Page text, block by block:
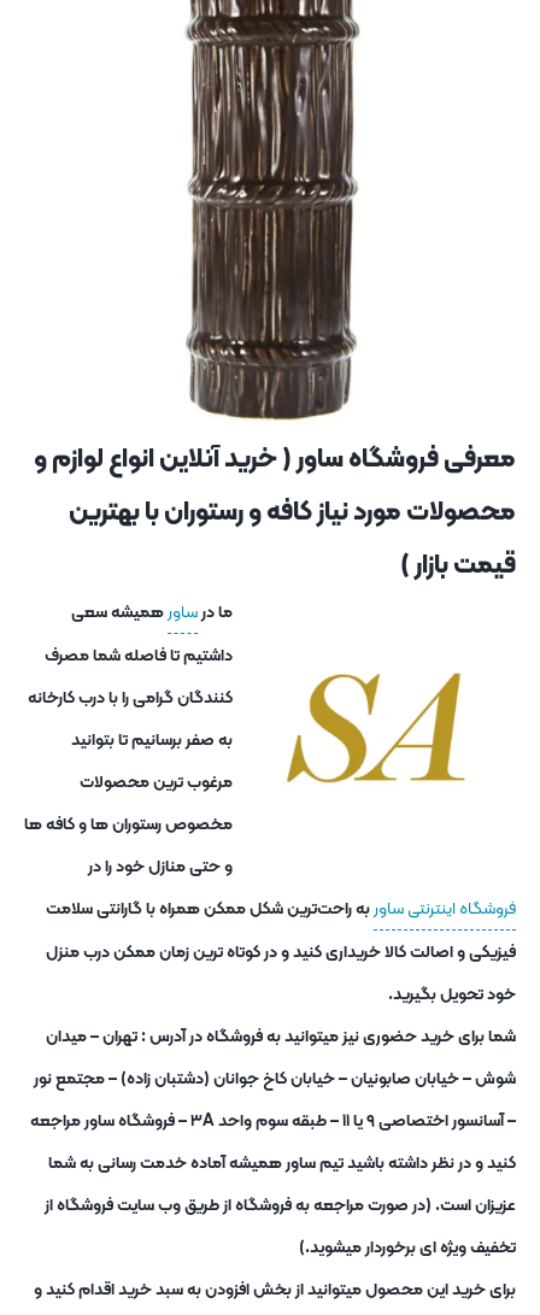
معرفی فروشگاه ساور ( خرید آنلاین انواع لوازم و
محصولات مورد نیاز کافه و رستوران با بهترین
قیمت بازار )
ما درساورهمیشه سعی
داشتیم تا فاصله شما مصرف
کنندگان گرامی را با درب کارخانه
به صفر برسانیم تا بتوانید
مرغوب ترین محصولات
مخصوص رستوران ها و کافه ها
و حتی منازل خود را در
فروشگاه اینترنتی ساوربه راحت‌ترین شکل ممکن همراه با گارانتی سلامت
فیزیکی و اصالت کالا خریداری کنید و در کوتاه ترین زمان ممکن درب منزل
خود تحویل بگیرید.
شما برای خرید حضوری نیز میتوانید به فروشگاه در آدرس : تهران – میدان
شوش – خیابان صابونیان – خیابان کاخ جوانان (دشتبان زاده) – مجتمع نور
– آسانسور اختصاصی ۹ یا ۱۱ – طبقه سوم واحد ۳A – فروشگاه ساور مراجعه
کنید و در نظر داشته باشید تیم ساور همیشه آماده خدمت رسانی به شما
عزیزان است. (در صورت مراجعه به فروشگاه از طریق وب سایت فروشگاه از
تخفیف ویژه ای برخوردار میشوید.)
برای خرید این محصول میتوانید از بخش افزودن به سبد خرید اقدام کنید و